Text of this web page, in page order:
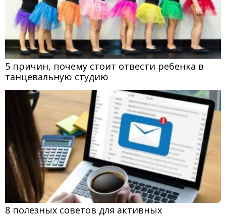
5 причин, почему стоит отвести ребенка в
танцевальную студию
8 полезных советов для активных